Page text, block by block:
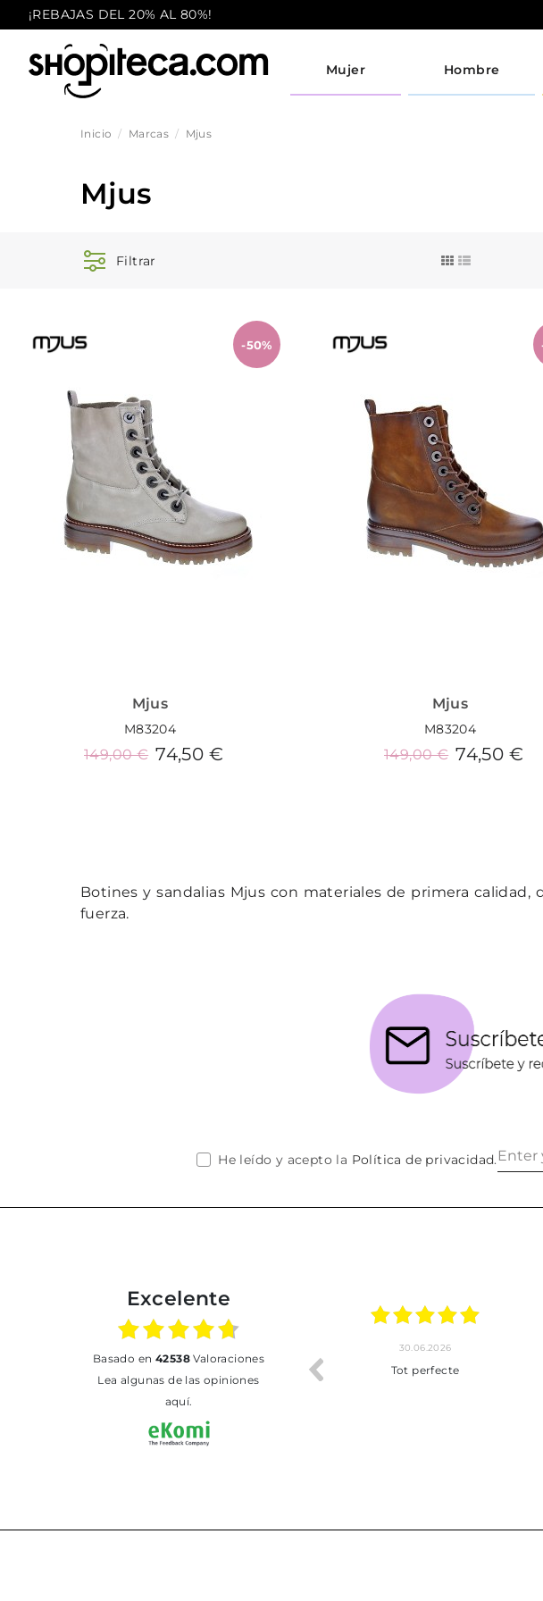
¡REBAJAS DEL 20% AL 80%!
Mujer Hombre
Inicio Marcas Mjus
Mjus
Filtrar
-50%
Mjus
M83204
74,50 €
149,00 €
Mjus
M83204
74,50 €
149,00 €
Botines y sandalias Mjus con materiales de primera
fuerza.
He leído y acepto la Política de privacidad.
Excelente
basado en 42538Valoraciones
Lea algunas de las opiniones
aquí.
30.06.2026
Tot perfecte